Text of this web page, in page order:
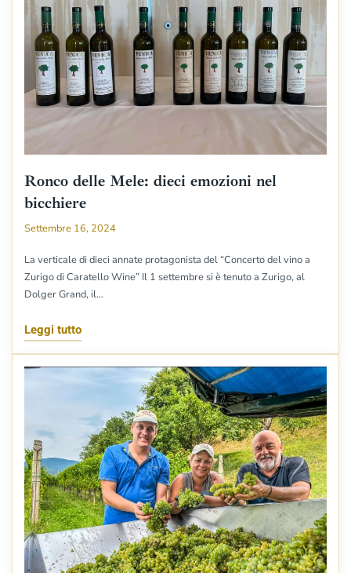
Ronco delle Mele: dieci emozioni nel
bicchiere
Settembre 16, 2024
La verticale di dieci annate protagonista del “Concerto del vino a
Zurigo di Caratello Wine” Il 1 settembre si è tenuto a Zurigo, al
Dolger Grand, il…
Leggi tutto